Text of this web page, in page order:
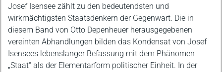
Beschreibung
Josef Isensee zählt zu den bedeutendsten und
wirkmächtigsten Staatsdenkern der Gegenwart. Die in
diesem Band von Otto Depenheuer herausgegebenen
vereinten Abhandlungen bilden das Kondensat von Josef
Isensees lebenslanger Befassung mit dem Phänomen
„Staat“ als der Elementarform politischer Einheit. In der